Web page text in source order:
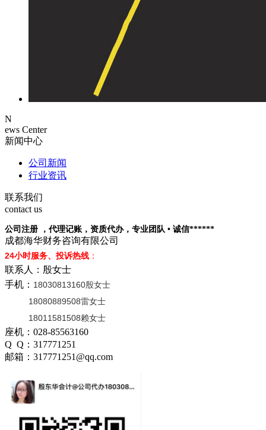
N
ews Center
新闻中心
公司新闻
行业资讯
联系我们
contact us
公司注册 ，代理记账，资质代办，专业团队 • 诚信******
成都海华财务咨询有限公司
24小时服务、投诉热线 ：
联系人：殷女士
手机： 18030813160殷女士
18080889508雷女士
18011581508赖女士
座机：028-85563160
Q Q：317771251
邮箱：317771251@qq.com